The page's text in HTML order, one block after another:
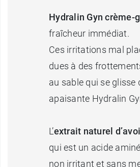
Hydralin Gyn crème-
fraîcheur immédiat.
Ces irritations mal
dues à des
au sable qui se
apaisante Hydralin
L’extrait naturel
qui est un acide
non irritant et sans